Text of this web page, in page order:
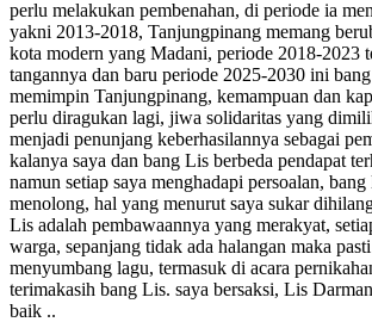
perlu melakukan pembenahan, di periode ia
yakni 2013-2018, Tanjungpinang memang
kota modern yang Madani, periode 2018-2023
tangannya dan baru periode 2025-2030 ini
memimpin Tanjungpinang, kemampuan dan
perlu diragukan lagi, jiwa solidaritas yang
menjadi penunjang keberhasilannya sebagai
kalanya saya dan bang Lis berbeda pendapat
namun setiap saya menghadapi persoalan,
menolong, hal yang menurut saya sukar
Lis adalah pembawaannya yang merakyat,
warga, sepanjang tidak ada halangan maka
menyumbang lagu, termasuk di acara
terimakasih bang Lis. saya bersaksi, Lis
baik ..